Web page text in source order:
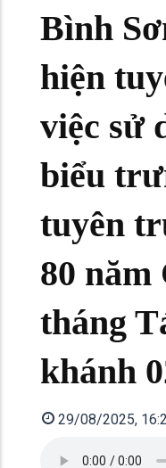
Bình
hiện
việc sử
biểu
tuyên
80 năm
tháng
khánh
29/08/2025,